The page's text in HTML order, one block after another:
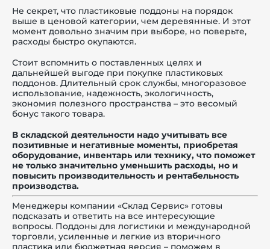
Не секрет, что пластиковые поддоны на порядок
выше в ценовой категории, чем деревянные. И этот
момент довольно значим при выборе, но поверьте,
расходы быстро окупаются.
Стоит вспомнить о поставленных целях и
дальнейшей выгоде при покупке пластиковых
поддонов. Длительный срок службы, многоразовое
использование, надежность, экологичность,
экономия полезного пространства – это весомый
бонус такого товара.
В складской деятельности надо учитывать все
позитивные и негативные моменты, приобретая
оборудование, инвентарь или технику, что поможет
не только значительно уменьшить расходы, но и
повысить производительность и рентабельность
производства.
Менеджеры компании «Склад Сервис» готовы
подсказать и ответить на все интересующие
вопросы. Поддоны для логистики и международной
торговли, усиленные и легкие из вторичного